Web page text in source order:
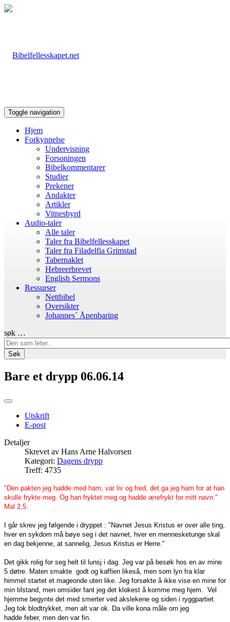
Toggle navigation
Hjem
Forkynnelse
Undervisning
Forsoningen
Bibelkommentarer
Studier
Prekener
Andakter
Artikler
Vitnesbyrd
Audio-taler
Alle taler
Taler fra Bibelfellesskapet
Taler fra Filadelfia Grimstad
Tabernaklet
Hebreerbrevet
English Sermons
Ressurser
Nettbibel
Oversikter
Johannes´ Åpenbaring
søk …
Søk
Bare et drypp 06.06.14
Utskrift
E-post
Detaljer
Skrevet av Hans Arne Halvorsen
Kategori: Dagens drypp
Treff: 4735
" Den pakten jeg hadde med ham, var liv og fred, det ga jeg ham for at han
skulle frykte meg. Og han fryktet meg og hadde ærefrykt for mitt navn ."
Mal 2,5.
I går skrev jeg følgende i dryppet : " Navnet Jesus Kristus er over alle ting,
hver en sykdom må bøye seg i det navnet, hver en mennesketunge skal
en dag bekjenne, at sannelig, Jesus Kristus er Herre. "
Det gikk rolig for seg helt til lunsj i dag. Jeg var på besøk hos en av mine
5 døtre. Maten smakte godt og kaffien likeså, men som lyn fra klar
himmel startet et mageonde uten like. Jeg forsøkte å ikke vise en mine for
min tilstand, men omsider fant jeg det klokest å komme meg hjem. Vel
hjemme begynte det med smerter ved akslekene og siden i ryggpartiet.
Jeg tok blodtrykket, men alt var ok. Da ville kona måle om jeg
hadde feber, men den var fin.